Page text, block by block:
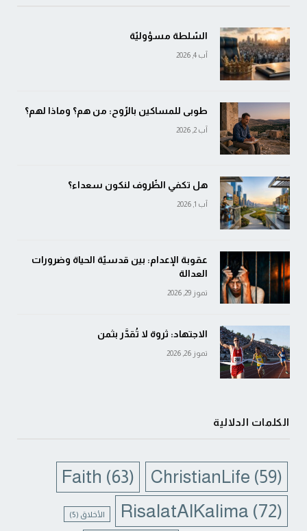
السّلطة مسؤوليّة
آب 4, 2026
طوبى للمساكين بالرّوح: من هم؟ وماذا لهم؟
آب 2, 2026
هل تكفي الظّروف لنكون سعداء؟
آب 1, 2026
عقوبة الإعدام: بين قدسيّة الحياة وضرورات
العدالة
تموز 29, 2026
الاجتهاد: ثروة لا تُقدَّر بثمن
تموز 26, 2026
الكلمات الدلالية
ChristianLife (59)
Faith (63)
RisalatAlKalima (72) الأخلاق (5)